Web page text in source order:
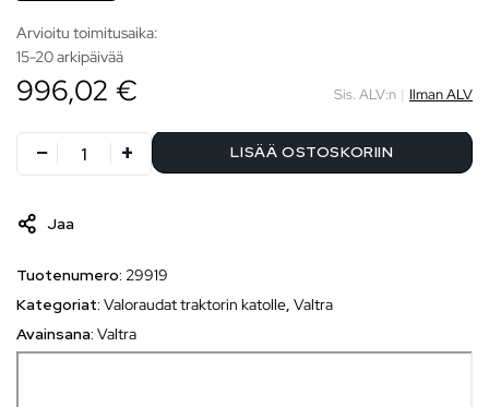
Arvioitu toimitusaika:
15-20 arkipäivää
996,02 € Sis. ALV:n | Ilman ALV
LISÄÄ OSTOSKORIIN
Jaa
Tuotenumero: 29919
Kategoriat: Valoraudat traktorin katolle, Valtra
Avainsana: Valtra